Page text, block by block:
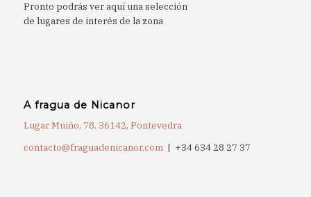
Pronto podrás ver aquí una selección
de lugares de interés de la zona
A fragua de Nicanor
Lugar Muiño, 78, 36142, Pontevedra
contacto@fraguadenicanor.com| +34 634 28 27 37